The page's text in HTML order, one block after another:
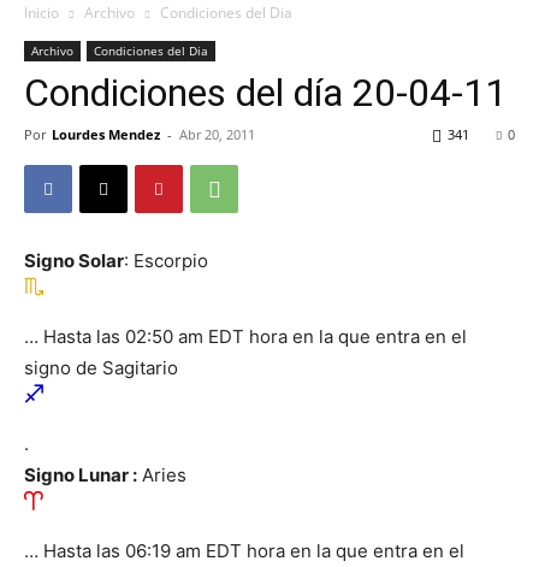
Inicio Archivo Condiciones del Dia
Archivo Condiciones del Dia
Condiciones del día 20-04-11
Por Lourdes Mendez - Abr 20, 2011 0
341
Signo Solar: Escorpio
… Hasta las 02:50 am EDT hora en la que entra en el
signo de Sagitario
.
Signo Lunar : Aries
… Hasta las 06:19 am EDT hora en la que entra en el